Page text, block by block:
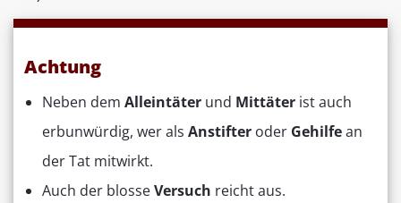
Achtung
Neben dem Alleintäter und Mittäter ist auch
erbunwürdig, wer als Anstifter oder Gehilfean
der Tat mitwirkt.
Auch der blosseVersuch reicht aus.